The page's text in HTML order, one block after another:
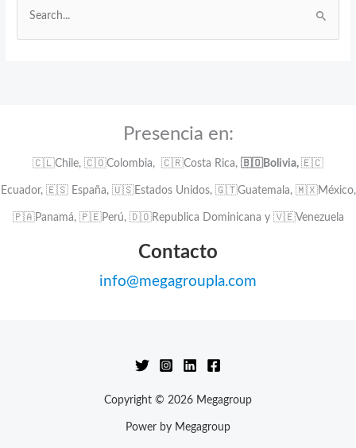
Presencia en:
🇨🇱Chile, 🇨🇴Colombia, 🇨🇷Costa Rica, 🇧🇴Bolivia, 🇪🇨
Ecuador, 🇪🇸 España, 🇺🇸Estados Unidos, 🇬🇹Guatemala, 🇲🇽México,
🇵🇦Panamá, 🇵🇪Perú, 🇩🇴Republica Dominicana y 🇻🇪Venezuela
Contacto
info@megagroupla.com
Copyright © 2026 Megagroup
Power by Megagroup